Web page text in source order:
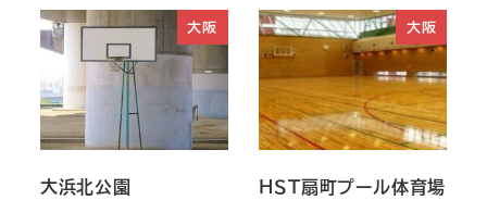
大阪
大浜北公園
大阪
ＨＳＴ扇町プール体育場